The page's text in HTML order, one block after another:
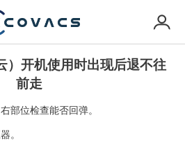
）开机使用时出现后退不往
前走
部位检查能否回弹。
。